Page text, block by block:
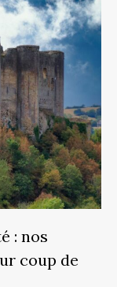
: nos
coup de